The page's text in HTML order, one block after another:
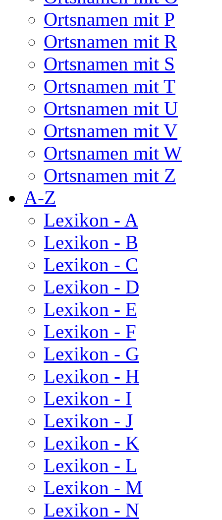
Ortsnamen mit P
Ortsnamen mit R
Ortsnamen mit S
Ortsnamen mit T
Ortsnamen mit U
Ortsnamen mit V
Ortsnamen mit W
Ortsnamen mit Z
A-Z
Lexikon - A
Lexikon - B
Lexikon - C
Lexikon - D
Lexikon - E
Lexikon - F
Lexikon - G
Lexikon - H
Lexikon - I
Lexikon - J
Lexikon - K
Lexikon - L
Lexikon - M
Lexikon - N